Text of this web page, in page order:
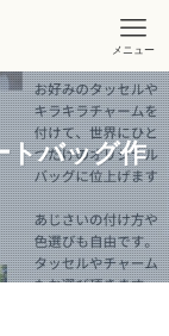
メニュー
トバッグ作